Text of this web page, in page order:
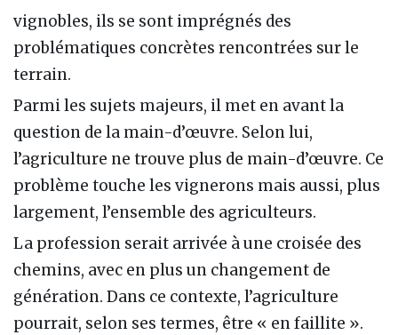
vignobles, ils se sont imprégnés des
problématiques concrètes rencontrées sur le
terrain.
Parmi les sujets majeurs, il met en avant la
question de la main-d’œuvre. Selon lui,
l’agriculture ne trouve plus de main-d’œuvre. Ce
problème touche les vignerons mais aussi, plus
largement, l’ensemble des agriculteurs.
La profession serait arrivée à une croisée des
chemins, avec en plus un changement de
génération. Dans ce contexte, l’agriculture
pourrait, selon ses termes, être « en faillite ».